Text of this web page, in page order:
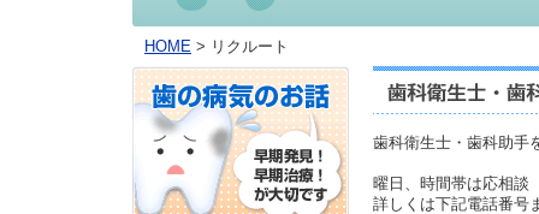
HOME > リクルート
歯科衛生士・歯科助手
曜日、時間帯は応相談
詳しくは下記電話番号